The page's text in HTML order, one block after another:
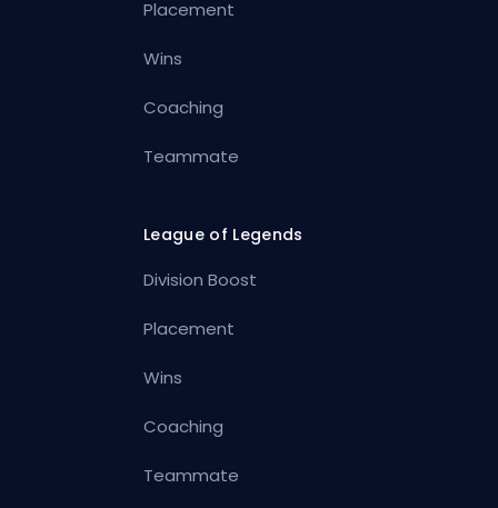
Placement
Wins
Coaching
Teammate
League of Legends
Division Boost
Placement
Wins
Coaching
Teammate